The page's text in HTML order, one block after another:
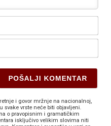
E-
i govor mržnje na nacionalnoj,
svake vrste neće biti objavljeni.
o pravopisnim i gramatičkim
isključivo velikim slovima niti